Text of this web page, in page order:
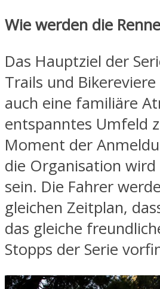
Wie werden die
Das Hauptziel der
Trails und
auch eine familiäre
entspanntes Umfeld
Moment der
die Organisation
sein. Die Fahrer
gleichen Zeitplan,
das gleiche
Stopps der Serie